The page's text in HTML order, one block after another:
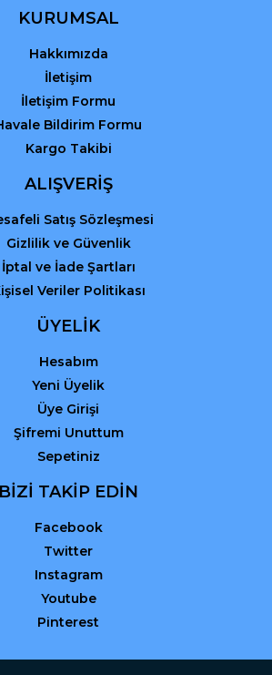
Gönder
KURUMSAL
Hakkımızda
İletişim
İletişim Formu
Bildirim Formu
Kargo Takibi
ALIŞVERİŞ
Satış Sözleşmesi
Gizlilik ve Güvenlik
İptal ve İade Şartları
Veriler Politikası
ÜYELİK
Hesabım
Yeni Üyelik
Üye Girişi
Şifremi Unuttum
Sepetiniz
BİZİ TAKİP EDİN
Facebook
Twitter
Instagram
Youtube
Pinterest